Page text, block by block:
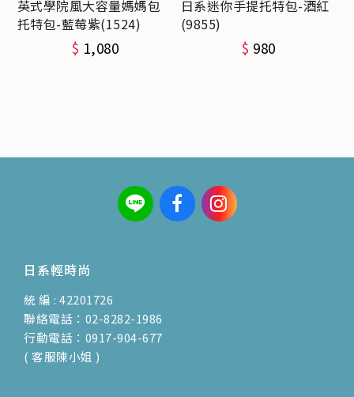
英式學院風大容量媽媽包
托特包-藍莓紫(1524)
$ 1,080
日系迷你手提托特包-酒紅
(9855)
$ 980
日系輕時尚
統 編 : 42201726
聯絡電話：02-8282-1986
行動電話：0917-904-677
( 客服陳小姐 )